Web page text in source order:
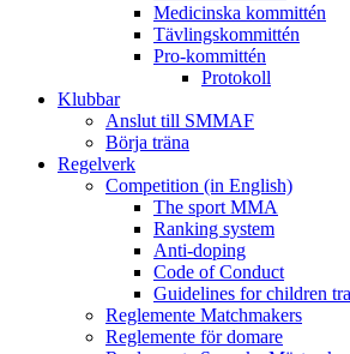
Medicinska kommittén
Tävlingskommittén
Pro-kommittén
Protokoll
Klubbar
Anslut till SMMAF
Börja träna
Regelverk
Competition (in English)
The sport MMA
Ranking system
Anti-doping
Code of Conduct
Guidelines for children
Reglemente Matchmakers
Reglemente för domare